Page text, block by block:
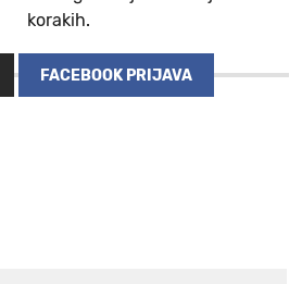
korakih.
FACEBOOK PRIJAVA